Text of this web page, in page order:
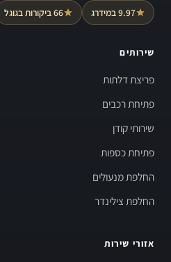
9.97 במידרג 66 ביקורות בגוגל
שירותים
פריצת דלתות
פתיחת רכבים
שירותי קודן
פתיחת כספות
החלפת מנעולים
החלפת צילינדר
אזורי שירות